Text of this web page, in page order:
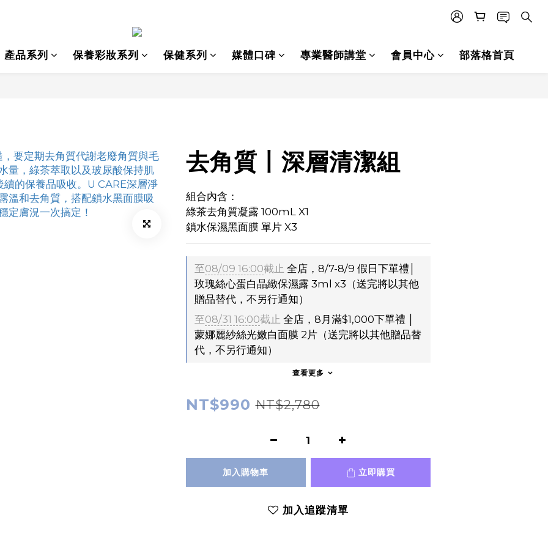
產品系列 保養彩妝系列 保健系列 媒體口碑 專業醫師講堂 會員中心 部落格首頁
去角質丨深層清潔組
組合內含：
綠茶去角質凝露 100mL X1
鎖水保濕黑面膜 單片 X3
至08/09 16:00截止 全店，8/7-8/9 假日下單禮│
玫瑰絲心蛋白晶緻保濕露 3ml x3（送完將以其他
贈品替代，不另行通知）
至08/31 16:00截止 全店，8月滿$1,000下單禮 │
蒙娜麗紗絲光嫩白面膜 2片（送完將以其他贈品替
代，不另行通知）
查看更多
NT$990 NT$2,780
加入購物車 立即購買
加入追蹤清單